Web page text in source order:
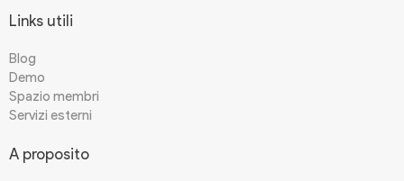
Links utili
Blog
Demo
Spazio membri
Servizi esterni
A proposito